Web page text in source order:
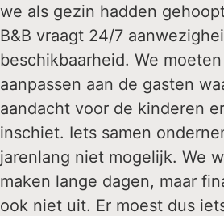
we als gezin hadden
B&B vraagt 24/7
beschikbaarheid. We
aanpassen aan de gasten
aandacht voor de kinderen
inschiet. Iets samen
jarenlang niet mogelijk. We
maken lange dagen, maar
ook niet uit. Er moest dus